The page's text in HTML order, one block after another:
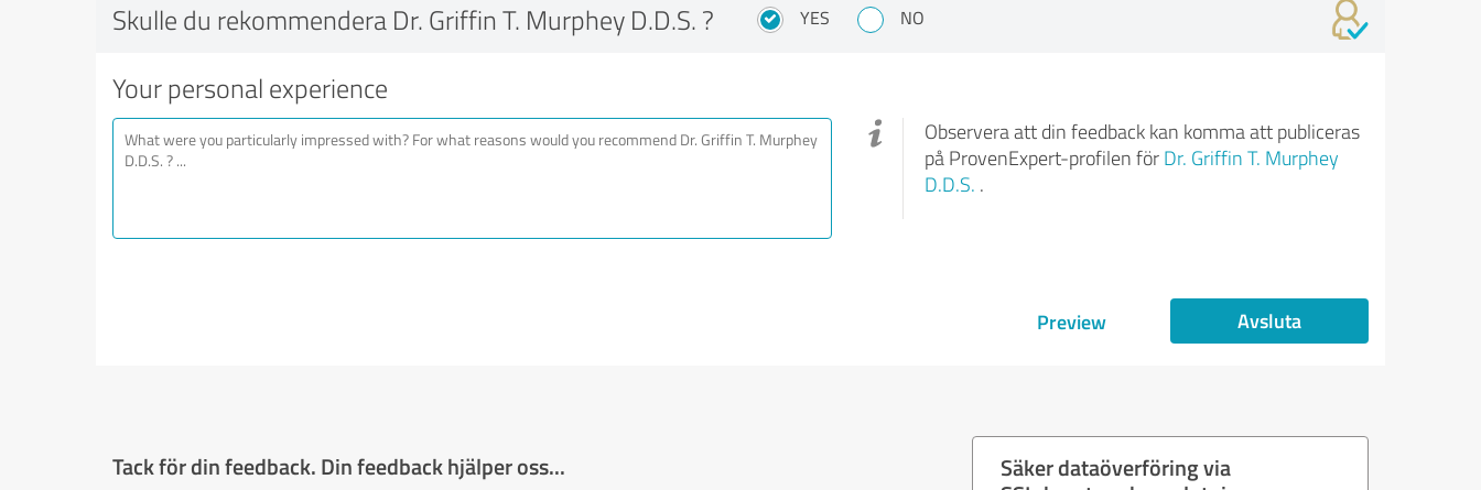
Skulle du rekommendera Dr. Griffin T. Murphey D.D.S. ? YES NO
Your personal experience
Observera att din feedback kan komma att publiceras
på ProvenExpert-profilen för Dr. Griffin T. Murphey
D.D.S. .
Preview Avsluta
Tack för din feedback. Din feedback hjälper oss...
Säker dataöverföring via